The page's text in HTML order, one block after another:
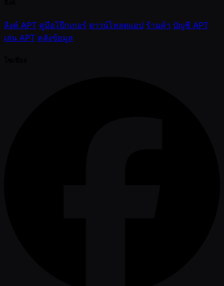
ลิงค์ APT คู่มือโป๊กเกอร์ ดาวน์โหลดแอป ร้านค้า บัญชี APT
เล่น APT คลังข้อมูล